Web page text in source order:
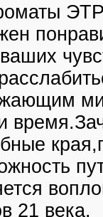
21 века.